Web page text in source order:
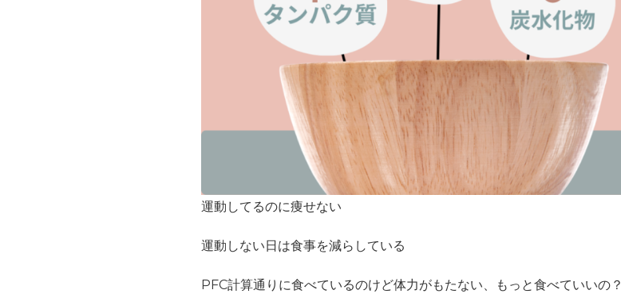
運動してるのに痩せない
運動しない日は食事を減らしている
PFC計算通りに食べているのけど体力がもたない、もっと食べていいの？